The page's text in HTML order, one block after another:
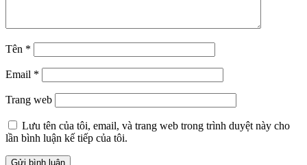
Tên *
Email *
Trang web
Lưu tên của tôi, email, và trang web trong trình duyệt này cho
lần bình luận kế tiếp của tôi.